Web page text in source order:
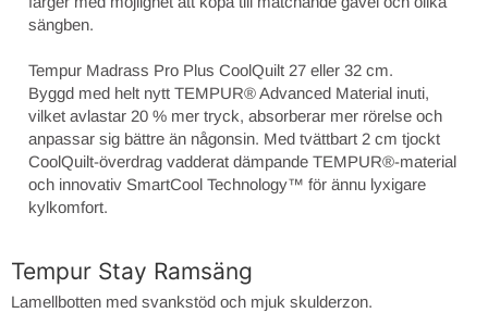
sängben.
Tempur Madrass Pro Plus CoolQuilt 27 eller 32 cm.
Byggd med helt nytt TEMPUR® Advanced Material inuti,
vilket avlastar 20 % mer tryck, absorberar mer rörelse och
anpassar sig bättre än någonsin. Med tvättbart 2 cm tjockt
CoolQuilt-överdrag vadderat dämpande TEMPUR®-material
och innovativ SmartCool Technology™️ för ännu lyxigare
kylkomfort.
Tempur Stay Ramsäng
Lamellbotten med svankstöd och mjuk skulderzon.